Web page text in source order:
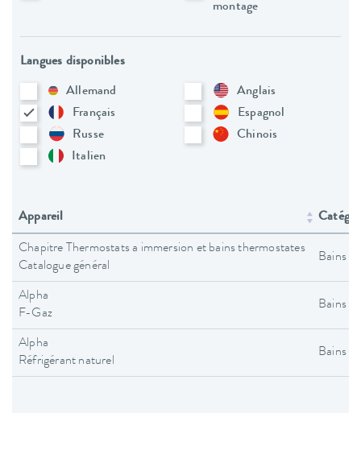
montage
Langues disponibles
Allemand
Anglais
Français
Espagnol
Russe
Chinois
Italien
Appareil
Chapitre Thermostats a immersion et bains thermostates
Catalogue général
Bains
Alpha
F-Gaz
Bains
Alpha
Réfrigérant naturel
Bains